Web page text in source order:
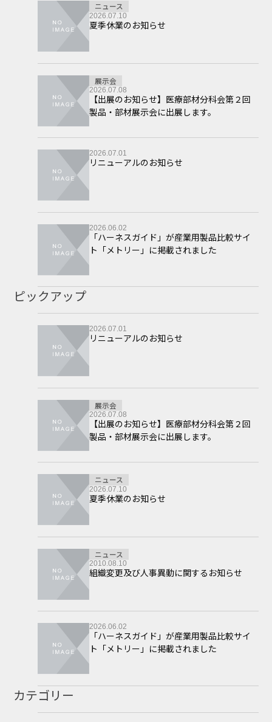
ニュース
2026.07.10
夏季休業のお知らせ
展示会
2026.07.08
【出展のお知らせ】医療部材分科会第２回
製品・部材展示会に出展します。
2026.07.01
リニューアルのお知らせ
2026.06.02
「ハーネスガイド」が産業用製品比較サイ
ト「メトリー」に掲載されました
ピックアップ
2026.07.01
リニューアルのお知らせ
展示会
2026.07.08
【出展のお知らせ】医療部材分科会第２回
製品・部材展示会に出展します。
ニュース
2026.07.10
夏季休業のお知らせ
ニュース
2010.08.10
組織変更及び人事異動に関するお知らせ
2026.06.02
「ハーネスガイド」が産業用製品比較サイ
ト「メトリー」に掲載されました
カテゴリー